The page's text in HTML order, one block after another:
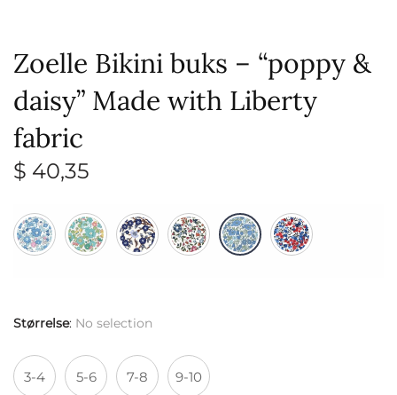
Zoelle Bikini buks – “poppy &
daisy” Made with Liberty
fabric
$ 40,35
Størrelse: No selection
3-4 5-6 7-8 9-10